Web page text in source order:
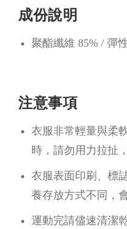
成份說明
聚酯纖維 85% / 彈
注意事項
衣服非常輕量與柔
時，請勿用力拉扯
衣服表面印刷、標
養存放方式不同，
運動完請儘速清潔